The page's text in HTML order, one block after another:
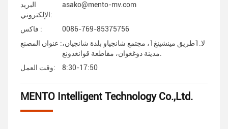
البريد
الإلكتروني:
asako@mento-mv.com
فاكس :
0086-769-85375756
عنوان المصنع :لا.1طريق مينشينغ1، مجتمع شانجياو بلدة شانجيان،
وقت العمل:
8:30-17:50
MENTO Intelligent Technology Co.,Ltd.